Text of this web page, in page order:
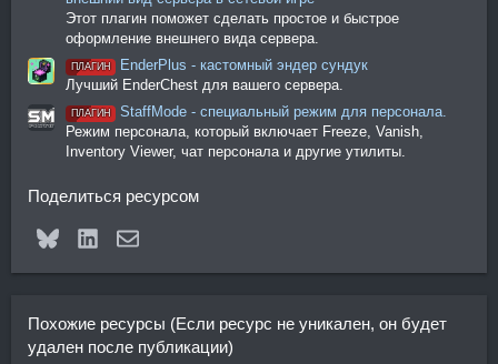
Этот плагин поможет сделать простое и быстрое
оформление внешнего вида сервера.
ПЛАГИН
EnderPlus - кастомный эндер сундук
Лучший EnderChest для вашего сервера.
ПЛАГИН
StaffMode - специальный режим для персонала.
Режим персонала, который включает Freeze, Vanish,
Inventory Viewer, чат персонала и другие утилиты.
Поделиться ресурсом
BlueskyLinkedInЭлектронная почта
Похожие ресурсы (Если ресурс не уникален, он будет
удален после публикации)